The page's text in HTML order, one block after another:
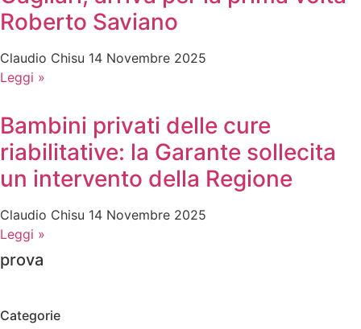
Roberto Saviano
Claudio Chisu 14 Novembre 2025
Leggi »
Bambini privati delle cure
riabilitative: la Garante sollecita
un intervento della Regione
Claudio Chisu 14 Novembre 2025
Leggi »
prova
Categorie